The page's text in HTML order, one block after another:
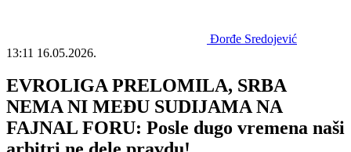
Đorđe Sredojević
13:11 16.05.2026.
EVROLIGA PRELOMILA, SRBA
NEMA NI MEĐU SUDIJAMA NA
FAJNAL FORU: Posle dugo vremena naši